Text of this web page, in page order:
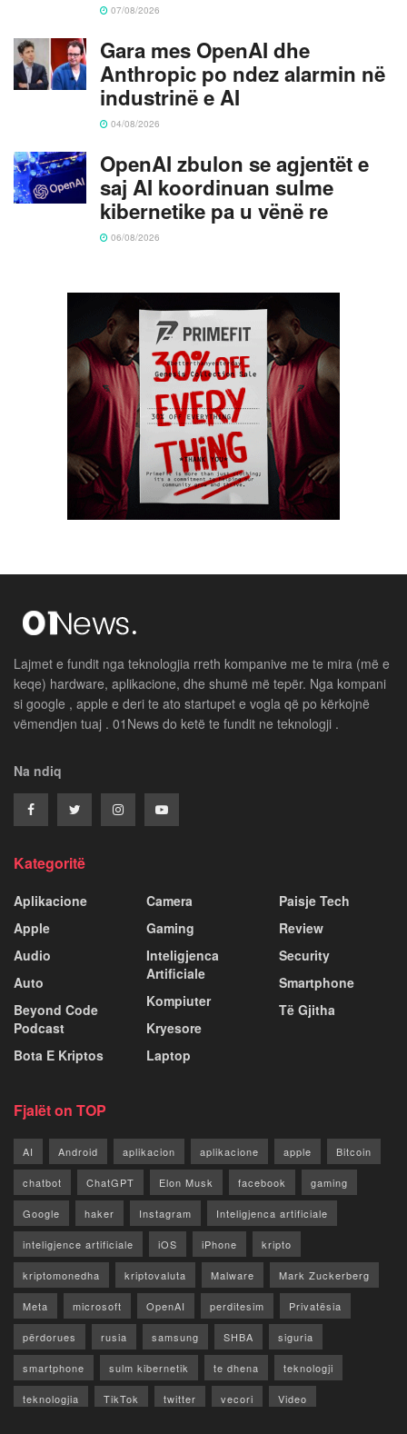
07/08/2026
Gara mes OpenAI dhe
Anthropic po ndez alarmin në
industrinë e AI
04/08/2026
OpenAI zbulon se agjentët e
saj AI koordinuan sulme
kibernetike pa u vënë re
06/08/2026
Lajmet e fundit nga teknologjia rreth kompanive me te mira (më e
keqe) hardware, aplikacione, dhe shumë më tepër. Nga kompani
si google , apple e deri te ato startupet e vogla që po kërkojnë
vëmendjen tuaj . 01News do ketë te fundit ne teknologji .
Na ndiq
Kategoritë
Aplikacione
Apple
Audio
Auto
Beyond Code
Podcast
Bota E Kriptos
Camera
Gaming
Inteligjenca
Artificiale
Kompiuter
Kryesore
Laptop
Paisje Tech
Review
Security
Smartphone
Të Gjitha
Fjalët on TOP
AI Android aplikacion aplikacione apple Bitcoin
chatbot ChatGPT Elon Musk facebook gaming
Google haker Instagram Inteligjenca artificiale
inteligjence artificiale iOS iPhone kripto
kriptomonedha kriptovaluta Malware Mark Zuckerberg
Meta microsoft OpenAI perditesim Privatësia
përdorues rusia samsung SHBA siguria
smartphone sulm kibernetik te dhena teknologji
teknologjia TikTok twitter vecori Video